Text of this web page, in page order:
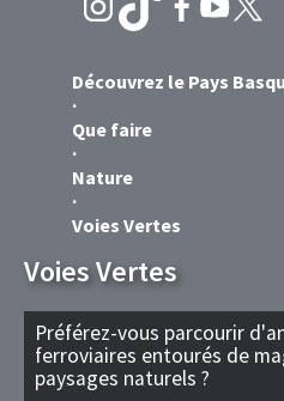
Découvrez le Pays
Que faire
Nature
Voies Vertes
Voies Vertes
Préférez-vous parcourir
ferroviaires entourés de
paysages naturels ?